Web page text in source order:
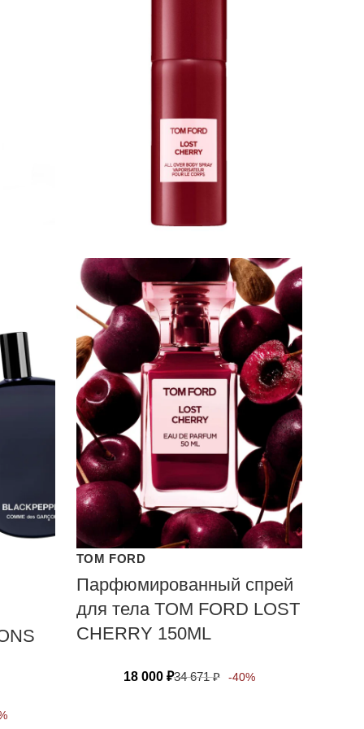
TOM FORD
Парфюмированный спрей
для тела TOM FORD LOST
CHERRY 150ML
18 000 ₽34 671₽ -40%